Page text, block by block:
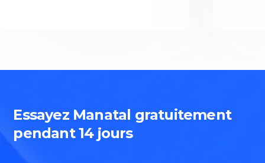
Essayez Manatal gratuitement
pendant 14 jours